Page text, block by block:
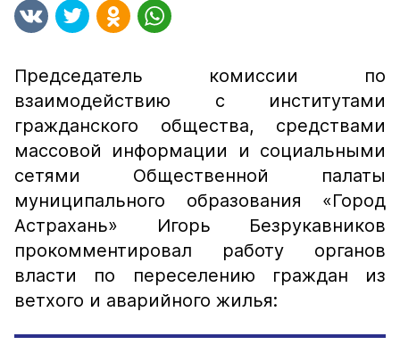
Председатель комиссии по
взаимодействию с институтами
гражданского общества, средствами
массовой информации и социальными
сетями Общественной палаты
муниципального образования «Город
Астрахань» Игорь Безрукавников
прокомментировал работу органов
власти по переселению граждан из
ветхого и аварийного жилья: